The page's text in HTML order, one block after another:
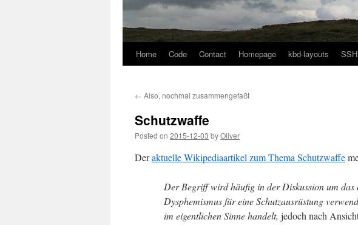
Home Code Contact Homepage kbd-layouts SSH
← Also, nochmal zusammengefaßt
Schutzwaffe
Posted on 2015-12-03 byOliver
Deraktuelle Wikipediaartikel zum Thema Schutzwaffe
Der Begriff wird häufig in der Diskussion um das
Dysphemismus für eine Schutzausrüstung
im eigentlichen Sinne handelt, jedoch nach